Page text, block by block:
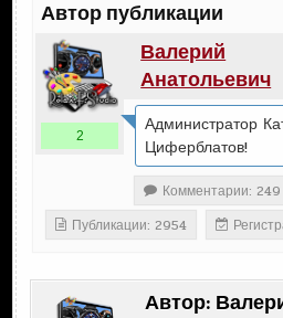
Автор публикации
Валерий
Анатольевич
2
Администратор
Циферблатов!
Комментарии: 249
Публикации: 2954
Автор: